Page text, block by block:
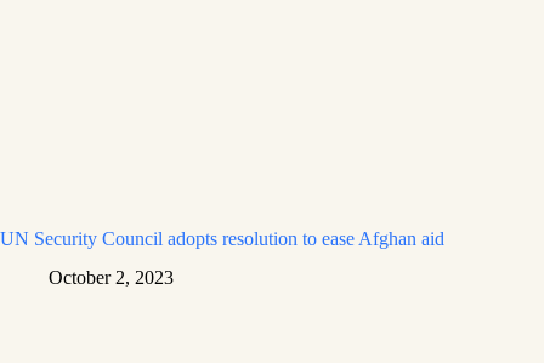
UN Security Council adopts resolution to ease Afghan aid
October 2, 2023